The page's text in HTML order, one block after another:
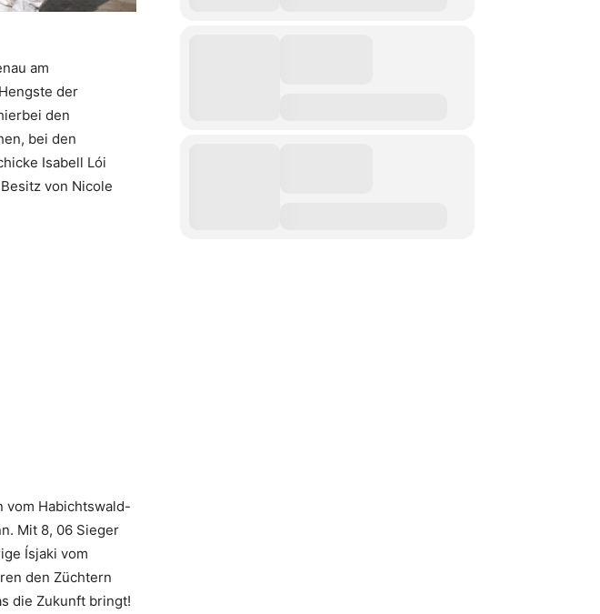
am
der
den
bei den
Isabell Lói
von Nicole
vom Habichtswald-
Mit 8, 06 Sieger
Ísjaki vom
den Züchtern
die Zukunft bringt!